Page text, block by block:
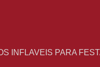
INFLAVEIS PARA